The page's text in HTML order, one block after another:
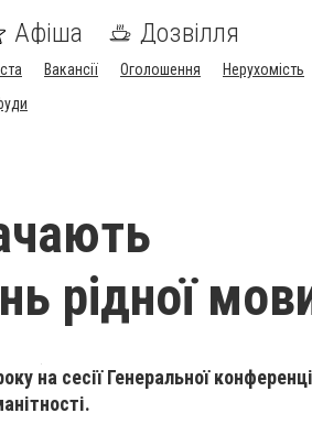
Афіша Дозвілля
Вакансії Оголошення Нерухомість
рідної
на сесії Генеральної